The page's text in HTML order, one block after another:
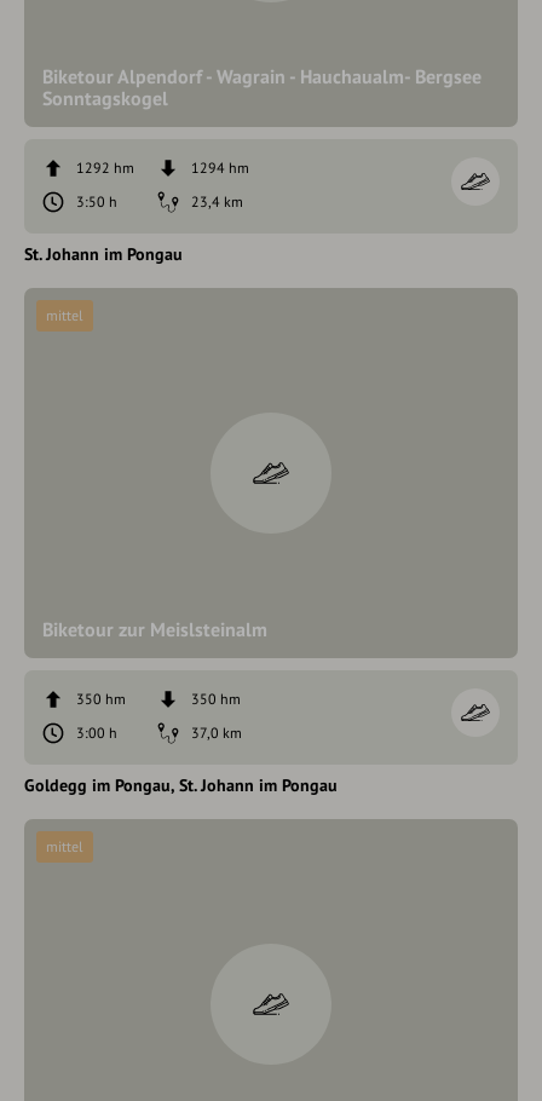
Biketour Alpendorf - Wagrain - Hauchaualm- Bergsee
Sonntagskogel
1292 hm
1294 hm
3:50 h
23,4 km
St. Johann im Pongau
Biketour zur Meislsteinalm
mittel
350 hm
350 hm
3:00 h
37,0 km
Goldegg im Pongau St. Johann im Pongau
mittel